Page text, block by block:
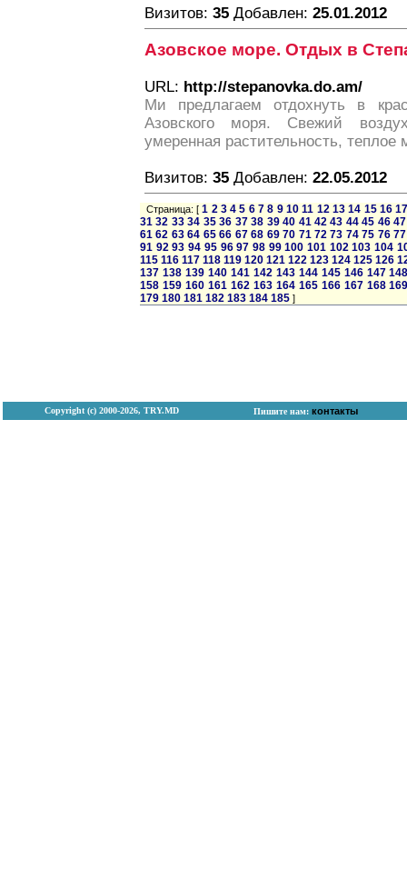
Визитов: 35 Добавлен: 25.01.2012
Азовское море. Отдых в
URL: http://stepanovka.do.am/
Ми предлагаем отдохнуть в
Азовского моря. Свежий
умеренная растительность, теплое
Визитов: 35 Добавлен: 22.05.2012
Страница: [1 2 3 4 5 6 7 8 9 10 11 12 13 14 15 16
31 32 33 34 35 36 37 38 39 40 41 42 43 44 45 46 47
61 62 63 64 65 66 67 68 69 70 71 72 73 74 75 76 77
91 92 93 94 95 96 97 98 99 100 101 102 103 104
115 116 117 118 119 120 121 122 123 124 125 126
137 138 139 140 141 142 143 144 145 146 147
158 159 160 161 162 163 164 165 166 167 168
179 180 181 182 183 184 185 ]
Copyright (с) 2000-2026, TRY.MD Пишите нам: контакты